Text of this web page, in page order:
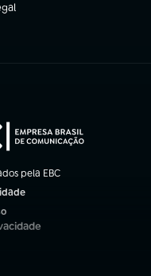
aba)
pela EBC
aba)